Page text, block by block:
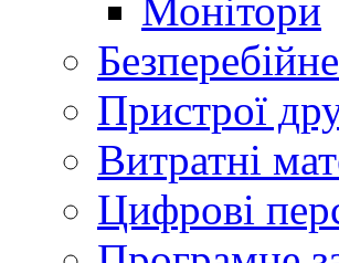
Монітори
Пристрої
Витратні
Цифрові